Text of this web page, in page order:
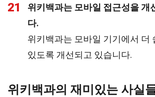
21
위키백과는 모바일 접근성을 개
다.
위키백과는 모바일 기기에서 더
있도록 개선되고 있습니다.
위키백과의 재미있는 사실